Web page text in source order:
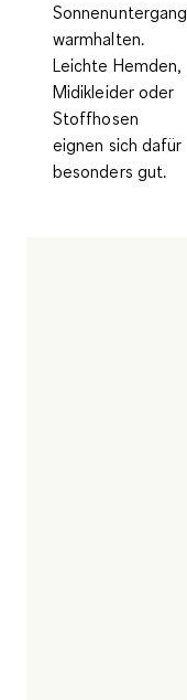
Sonnenuntergang
warmhalten.
Leichte Hemden,
Midikleider oder
Stoffhosen
eignen sich dafür
besonders gut.